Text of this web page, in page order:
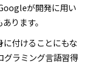
が開発に用い
ります。
付けることにもな
ラミング言語習得